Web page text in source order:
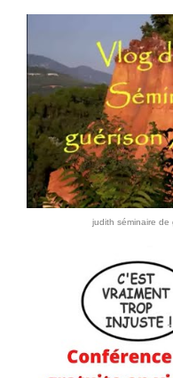
judith séminaire